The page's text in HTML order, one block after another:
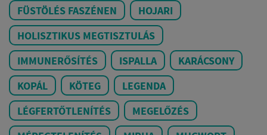
FÜSTÖLÉS FASZÉNEN
HOJARI
HOLISZTIKUS MEGTISZTULÁS
IMMUNERŐSÍTÉS
ISPALLA
KARÁCSONY
KOPÁL
KÖTEG
LEGENDA
LÉGFERTŐTLENÍTÉS
MEGELŐZÉS